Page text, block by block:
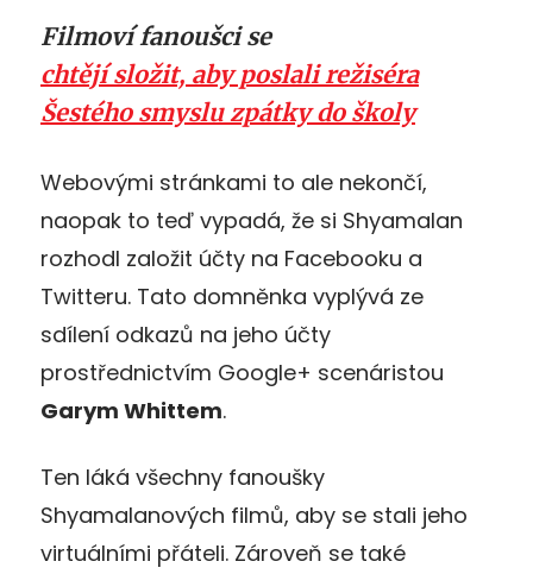
Filmoví fanoušci se
chtějí složit, aby poslali režiséra
Šestého smyslu zpátky do školy
Webovými stránkami to ale nekončí,
naopak to teď vypadá, že si Shyamalan
rozhodl založit účty na Facebooku a
Twitteru. Tato domněnka vyplývá ze
sdílení odkazů na jeho účty
prostřednictvím Google+ scenáristou
Garym Whittem.
Ten láká všechny fanoušky
Shyamalanových filmů, aby se stali jeho
virtuálními přáteli. Zároveň se také